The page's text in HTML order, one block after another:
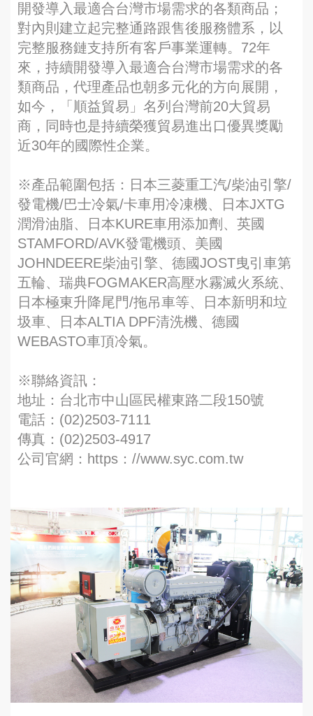
開發導入最適合台灣市場需求的各類商品；
對內則建立起完整通路跟售後服務體系，以
完整服務鏈支持所有客戶事業運轉。72年
來，持續開發導入最適合台灣市場需求的各
類商品，代理產品也朝多元化的方向展開，
如今，「順益貿易」名列台灣前20大貿易
商，同時也是持續榮獲貿易進出口優異獎勵
近30年的國際性企業。
※產品範圍包括：日本三菱重工汽/柴油引擎/
發電機/巴士冷氣/卡車用冷凍機、日本JXTG
潤滑油脂、日本KURE車用添加劑、英國
STAMFORD/AVK發電機頭、美國
JOHNDEERE柴油引擎、德國JOST曳引車第
五輪、瑞典FOGMAKER高壓水霧滅火系統、
日本極東升降尾門/拖吊車等、日本新明和垃
圾車、日本ALTIA DPF清洗機、德國
WEBASTO車頂冷氣。
※聯絡資訊：
地址：台北市中山區民權東路二段150號
電話：(02)2503-7111
傳真：(02)2503-4917
公司官網：https：//www.syc.com.tw